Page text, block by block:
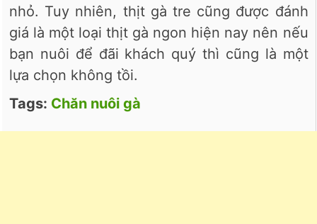
nhỏ. Tuy nhiên, thịt gà tre cũng được đánh
giá là một loại thịt gà ngon hiện nay nên nếu
bạn nuôi để đãi khách quý thì cũng là một
lựa chọn không tồi.
Tags: Chăn nuôi gà